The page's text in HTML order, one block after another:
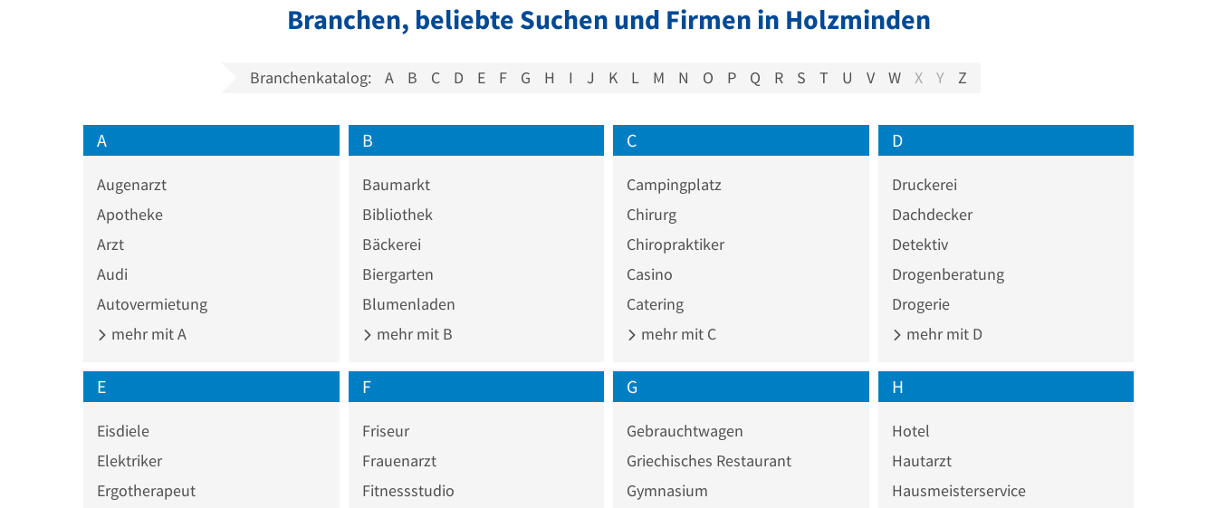
Branchen, beliebte Suchen und Firmen in Holzminden
Branchenkatalog: A B C D E F G H I J K L M N O P Q R S T U V W X Y Z
A
Augenarzt
Apotheke
Arzt
Audi
Autovermietung
mehr mit A
B
Baumarkt
Bibliothek
Bäckerei
Biergarten
Blumenladen
mehr mit B
C
Campingplatz
Chirurg
Chiropraktiker
Casino
Catering
mehr mit C
D
Druckerei
Dachdecker
Detektiv
Drogenberatung
Drogerie
mehr mit D
E
Eisdiele
Elektriker
Ergotherapeut
F
Friseur
Frauenarzt
Fitnessstudio
G
Gebrauchtwagen
Griechisches Restaurant
Gymnasium
H
Hotel
Hautarzt
Hausmeisterservice